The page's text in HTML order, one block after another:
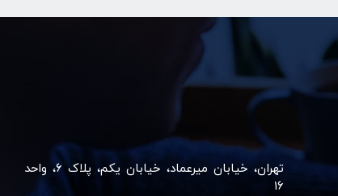
تهران، خیابان میرعماد، خیابان یکم، پلاک ۶، واحد
۱۶